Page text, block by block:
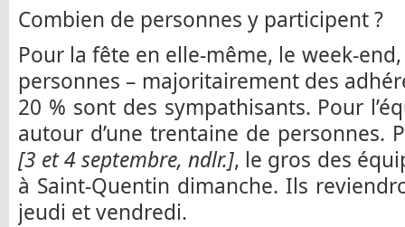
Combien de personnes y participent ?
Pour la fête en elle-même, le week-
personnes – majoritairement des
20 % sont des sympathisants. Pour
autour d’une trentaine de personnes.
[3 et 4 septembre, ndlr.], le gros des
à Saint-Quentin dimanche. Ils
jeudi et vendredi.